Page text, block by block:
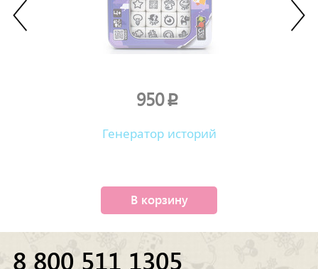
950p
Генератор историй
В корзину
8 800 511 1305